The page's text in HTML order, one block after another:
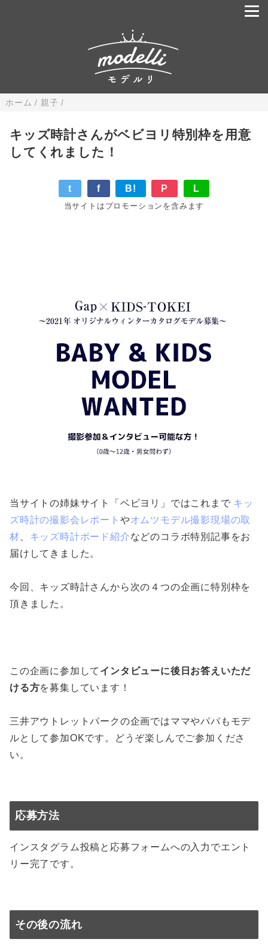
ホーム / 親子 /
キッズ時計さんがベビヨリ特別枠を用意
してくれました！
t f B! P L
当サイトはプロモーションを含みます
当サイトの姉妹サイト「ベビヨリ」ではこれまで キッ
ズ時計の撮影会レポート やオムツモデル撮影現場の取
材
キッズ時計ボード紹介などのコラボ特別記事をお
届けしてきました。
今回、キッズ時計さんから次の４つの企画に特別枠を
頂きました。
この企画に参加して インタビューに後日お答えいただ
ける方を募集しています！
三井アウトレットパークの企画ではママやパパもモデ
ルとして参加OKです。どうぞ楽しんでご参加くださ
い。
応募方法
インスタグラム投稿と応募フォームへの入力でエント
リー完了です。
その後の流れ